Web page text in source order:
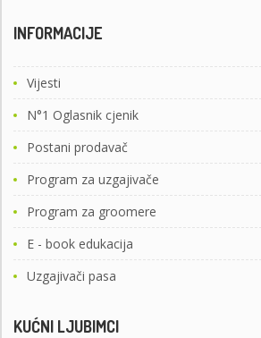
INFORMACIJE
Vijesti
N°1 Oglasnik cjenik
Postani prodavač
Program za uzgajivače
Program za groomere
E - book edukacija
Uzgajivači pasa
KUĆNI LJUBIMCI